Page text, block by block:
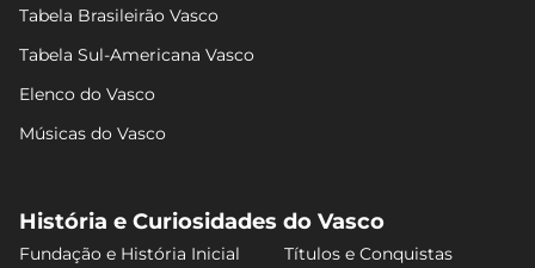
Tabela Brasileirão Vasco
Tabela Sul-Americana Vasco
Elenco do Vasco
Músicas do Vasco
História e Curiosidades do Vasco
Fundação e História Inicial
Títulos e Conquistas